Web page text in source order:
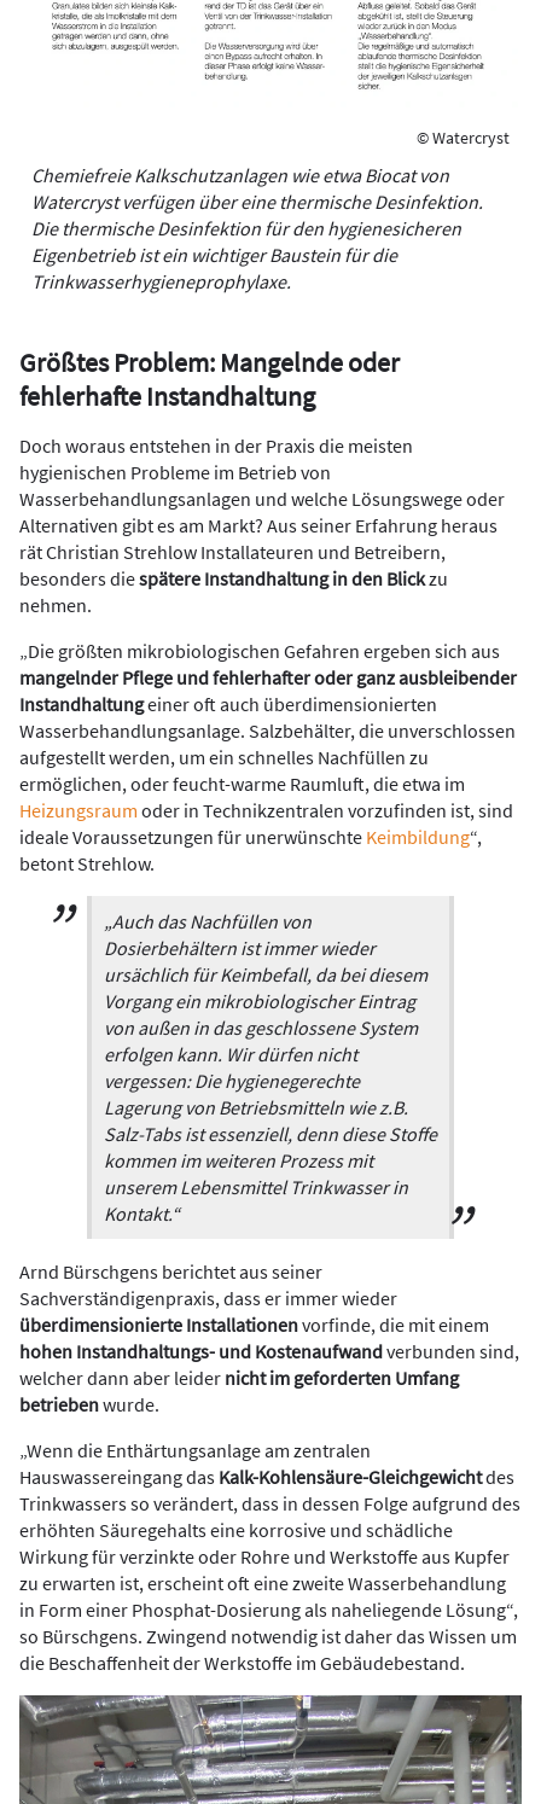
© Watercryst
Chemiefreie Kalkschutzanlagen wie etwa Biocat von
Watercryst verfügen über eine thermische Desinfektion.
Die thermische ­Desinfektion für den hygienesicheren
Eigenbetrieb ist ein wichtiger Baustein für die
Trinkwasserhygieneprophylaxe.
Größtes Problem: Mangelnde oder
fehlerhafte Instandhaltung
Doch woraus entstehen in der Praxis die meisten
hygienischen Probleme im Betrieb von
Wasserbehandlungsanlagen und welche Lösungswege oder
Alternativen gibt es am Markt? Aus seiner Erfahrung heraus
rät Christian Strehlow Installateuren und Betreibern,
besonders diespätere Instandhaltung in den Blickzu
nehmen.
„Die größten mikrobiologischen ­Gefahren ergeben sich aus
mangelnder Pflege und fehlerhafter oder ganz ausbleibender
Instandhaltungeiner oft auch überdimensionierten
Wasserbehandlungsanlage. Salzbehälter, die unverschlossen
aufgestellt werden, um ein schnelles Nachfüllen zu
ermöglichen, oder feucht-warme Raumluft, die etwa im
Heizungsraum oder in Technikzentralen vorzufinden ist, sind
ideale Voraussetzungen für unerwünschte Keimbildung“,
betont Strehlow.
„Auch das Nachfüllen von
Dosierbehältern ist immer wieder
ursächlich für Keimbefall, da bei diesem
Vorgang ein mikrobiologischer Eintrag
von außen in das geschlossene System
erfolgen kann. Wir dürfen nicht
vergessen: Die hygienegerechte
Lagerung von Betriebsmitteln wie z.B.
Salz-Tabs ist essenziell, denn diese Stoffe
kommen im weiteren Prozess mit
unserem Lebensmittel Trinkwasser in
Kontakt.“
Arnd Bürschgens berichtet aus seiner
Sachverständigenpraxis, dass er immer wieder
überdimensionierte Installationenvorfinde, die mit einem
hohen Instandhaltungs- und Kostenaufwandverbunden sind,
welcher dann aber leider nicht im geforderten Umfang
betriebenwurde.
„Wenn die Enthärtungs­anlage am zentralen
Hauswassereingang das Kalk-Kohlensäure-Gleichgewichtdes
Trinkwassers so verändert, dass in dessen Folge aufgrund des
erhöhten Säuregehalts eine korrosive und schädliche
Wirkung für verzinkte oder Rohre und Werkstoffe aus Kupfer
zu erwarten ist, erscheint oft eine zweite Wasserbehandlung
in Form einer Phosphat-­Dosierung als naheliegende Lösung“,
so ­Bürschgens. Zwingend notwendig ist daher das Wissen um
die Beschaffenheit der Werkstoffe im Gebäudebestand.